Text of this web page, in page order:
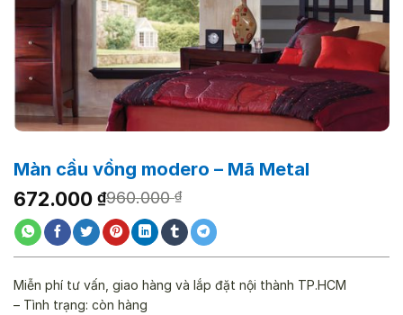
Màn cầu vồng modero – Mã Metal
960.000₫
Giá
gốc
là:
960.000 ₫.
672.000 ₫
Giá
hiện
tại
là:
672.000 ₫.
Miễn phí tư vấn, giao hàng và lắp đặt nội thành TP.HCM
– Tình trạng: còn hàng